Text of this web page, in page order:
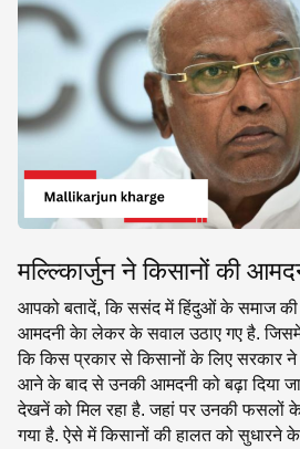
मल्ल्किार्जुन ने किसानों की
आपको बतादें, कि ससंद में हिंदुओं के समाज की
आमदनी केा लेकर के सवाल उठाए गए है. जिसमें
कि किस प्रकार से किसानों के लिए सरकार ने
आने के बाद से उनकी आमदनी को बढ़ा दिया
देखनें को मिल रहा है. जहां पर उनकी फसलों के
गया है. ऐसे में किसानों की हालत को सुधारने